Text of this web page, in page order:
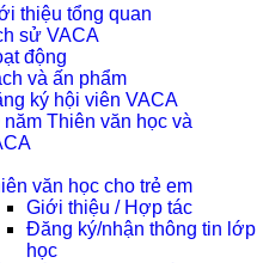
thiệu tổng quan
sử VACA
động
và ấn phẩm
ký hội viên VACA
năm Thiên văn học và
văn học cho trẻ em
Giới thiệu / Hợp tác
Đăng ký/nhận thông tin lớp
học